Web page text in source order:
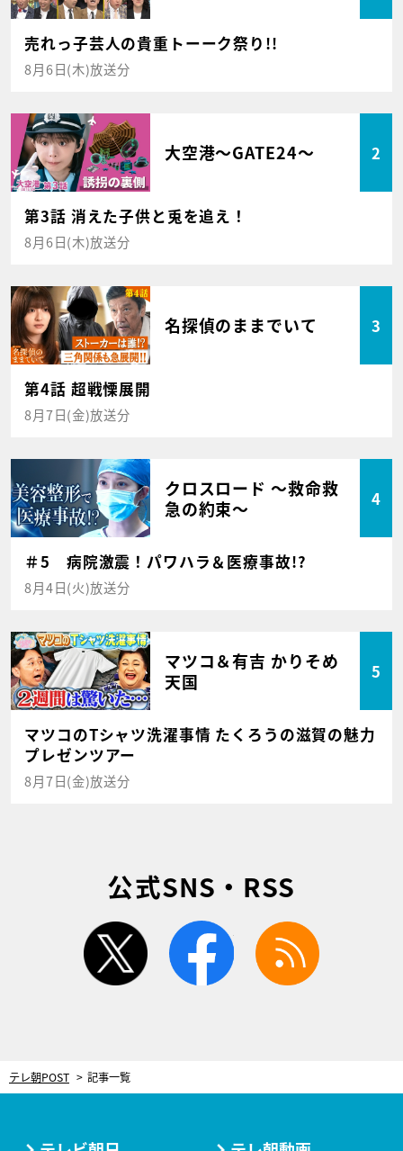
売れっ子芸人の貴重トーーク祭り!!
8月6日(木)放送分
大空港～GATE24～ 2
第3話 消えた子供と兎を追え！
8月6日(木)放送分
名探偵のままでいて 3
第4話 超戦慄展開
8月7日(金)放送分
クロスロード ～救命救
急の約束～
4
＃5 病院激震！パワハラ＆医療事故!?
8月4日(火)放送分
マツコ＆有吉 かりそめ
天国
5
マツコのTシャツ洗濯事情 たくろうの滋賀の魅力
プレゼンツアー
8月7日(金)放送分
公式SNS・RSS
twitter facebook
テレ朝POST 記事一覧